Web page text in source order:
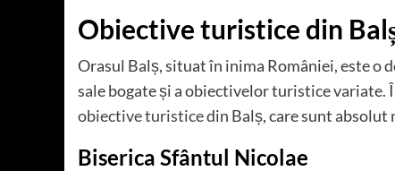
Obiective turistice din
Orasul Balș, situat în inima României, este
sale bogate și a obiectivelor turistice variate.
obiective turisticedin Balș, care sunt
Biserica Sfântul Nicolae